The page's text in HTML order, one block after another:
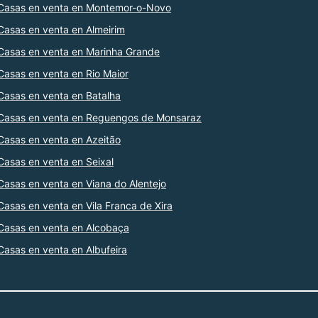
en venta en Montemor-o-Novo
en venta en Almeirim
en venta en Marinha Grande
en venta en Rio Maior
en venta en Batalha
en venta en Reguengos de Monsaraz
en venta en Azeitão
en venta en Seixal
en venta en Viana do Alentejo
en venta en Vila Franca de Xira
en venta en Alcobaça
en venta en Albufeira